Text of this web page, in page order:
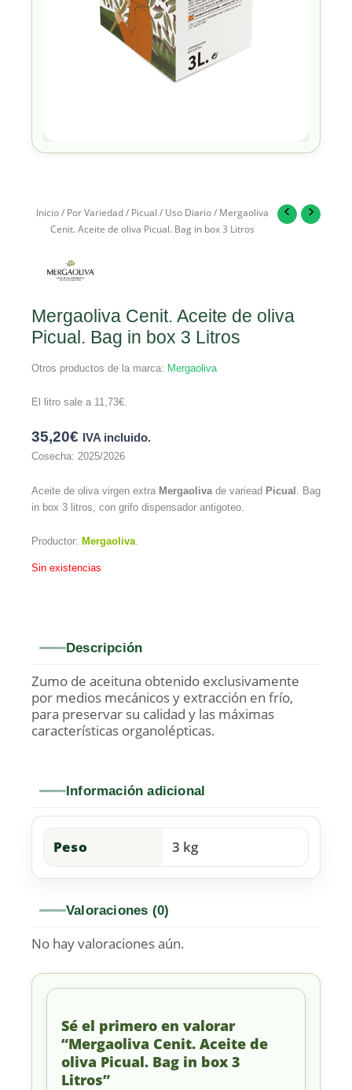
Inicio/ Por Variedad/ Picual / Uso Diario/ Mergaoliva
Cenit. Aceite de oliva Picual. Bag in box 3 Litros
Mergaoliva Cenit. Aceite de oliva
Picual. Bag in box 3 Litros
Otros productos de la marca: Mergaoliva
El litro sale a 11,73€.
35,20€ IVA incluido.
Cosecha: 2025/2026
Aceite de oliva virgen extra Mergaoliva de variead Picual . Bag
in box 3 litros, con grifo dispensador antigoteo.
Productor: Mergaoliva.
Sin existencias
Descripción
Zumo de aceituna obtenido exclusivamente
por medios mecánicos y extracción en frío,
para preservar su calidad y las máximas
características organolépticas.
Información adicional
Peso 3 kg
Valoraciones (0)
No hay valoraciones aún.
Sé el primero en valorar
“Mergaoliva Cenit. Aceite de
oliva Picual. Bag in box 3
Litros”